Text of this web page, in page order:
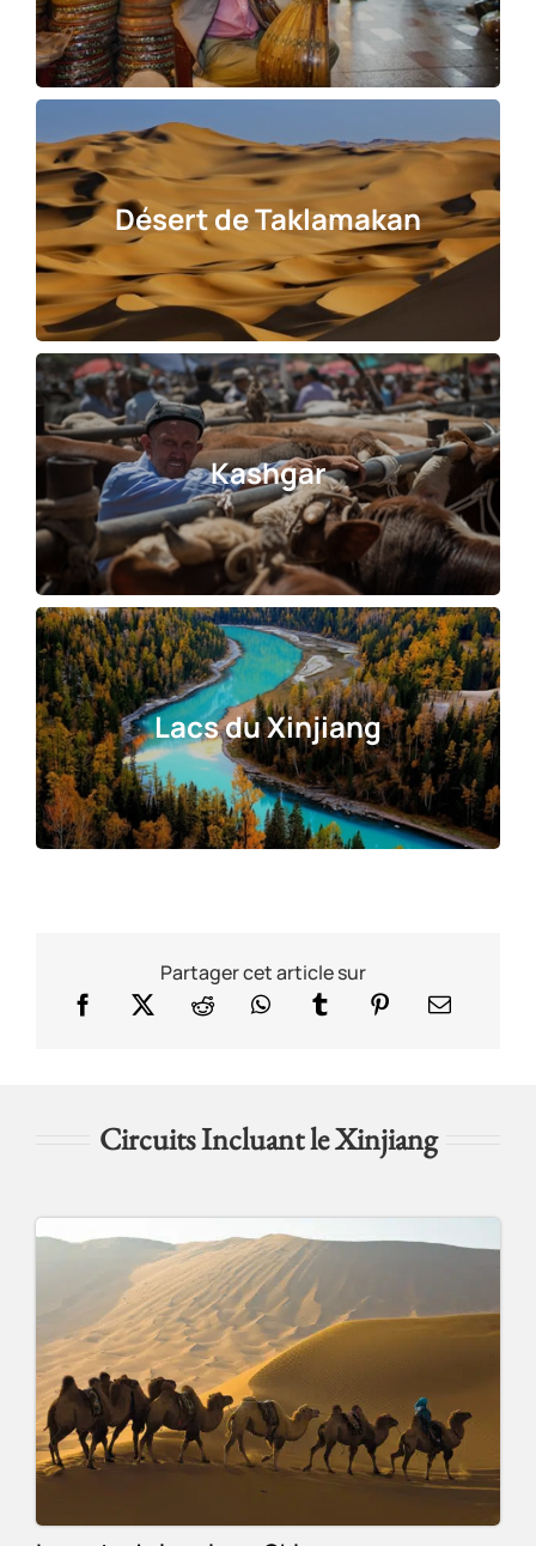
Désert de Taklamakan
Kashgar
Lacs du Xinjiang
Partager cet article sur
Circuits Incluant le Xinjiang